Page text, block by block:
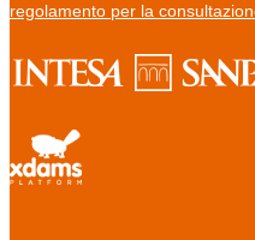
regolamento per la